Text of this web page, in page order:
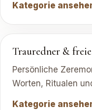
Kategorie
Trauredner &
Persönliche
Worten, Ritualen
Kategorie